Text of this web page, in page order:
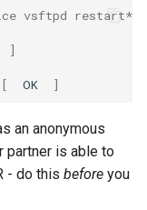
vsftpd restart*
]
[ OK ]
an anonymous
partner is able to
- do this before you